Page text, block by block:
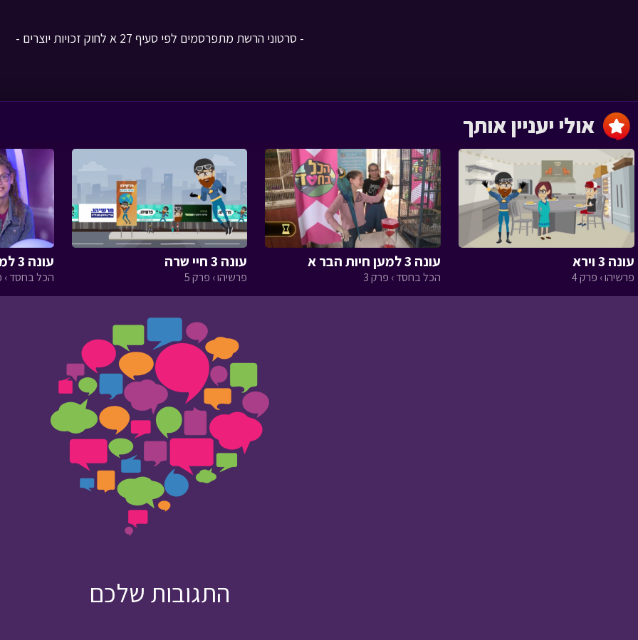
חרבות ברזל - 21
מה המצב › פרק 72
חרבות ברזל - 20
מה המצב › פרק 71
- סרטוני הרשת מתפרסמים לפי סעיף 27 א לחוק זכויות יוצרים -
עונה 3 וירא
פרשיהו › פרק 4
עונה 3 למען חיות הבר א
הכל בחסד › פרק 3
עונה 3 חיי שרה
פרשיהו › פרק 5
עונה 3 למען חיות הבר חלק ב
הכל בחסד ›
‹
התגובות שלכם